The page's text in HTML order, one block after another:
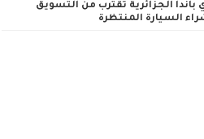
باندا الجزائرية تقترب من التسويق
السيارة المنتظرة